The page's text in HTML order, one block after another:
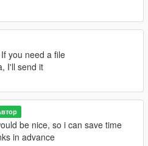
If you need a file
I'll send it
be nice, so i can save time
in advance